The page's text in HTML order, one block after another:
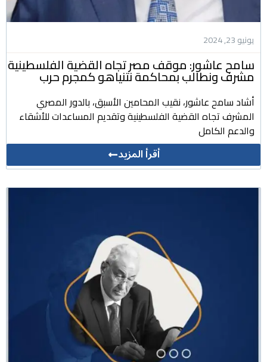
يونيو 23, 2024
سامح عاشور: موقف مصر تجاه القضية الفلسطينية
مشرف ونطالب بمحاكمة نتنياهو كمجرم حرب
أشاد سامح عاشور، نقيب المحامين الأسبق، بالدور المصري
المشرف تجاه القضية الفلسطينية وتقديم المساعدات للأشقاء
والدعم الكامل
أقرأ المزيد